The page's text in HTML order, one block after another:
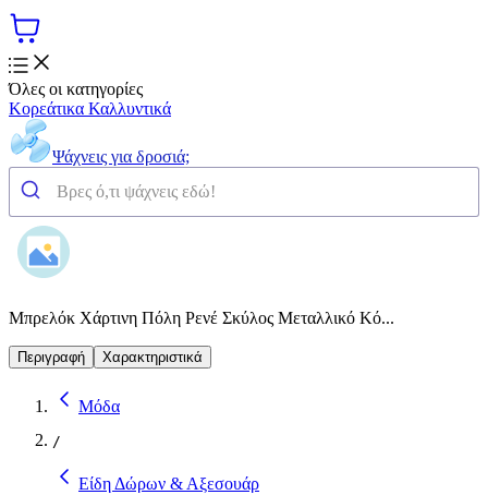
Όλες οι κατηγορίες
Κορεάτικα Καλλυντικά
Ψάχνεις για δροσιά;
Μπρελόκ Χάρτινη Πόλη Ρενέ Σκύλος Μεταλλικό Κό...
Περιγραφή Χαρακτηριστικά
Μόδα
/
Είδη Δώρων & Αξεσουάρ